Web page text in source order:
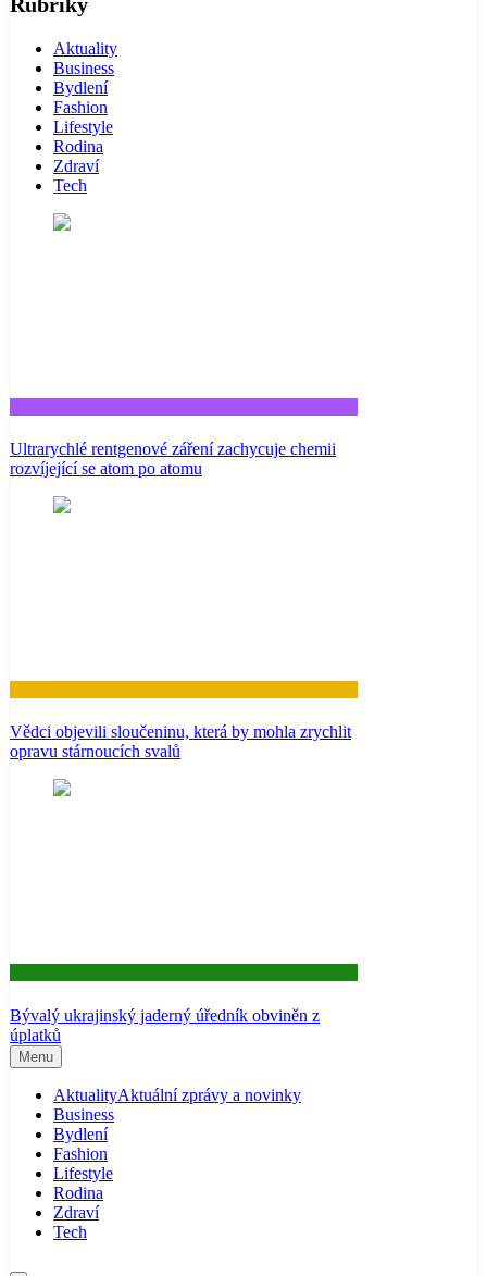
Aktuality
Business
Bydlení
Fashion
Lifestyle
Rodina
Zdraví
Tech
Ultrarychlé rentgenové záření zachycuje chemii
rozvíjející se atom po atomu
Vědci objevili sloučeninu, která by mohla zrychlit
opravu stárnoucích svalů
Bývalý ukrajinský jaderný úředník obviněn z
úplatků
Menu
AktualityAktuální zprávy a novinky
Business
Bydlení
Fashion
Lifestyle
Rodina
Zdraví
Tech